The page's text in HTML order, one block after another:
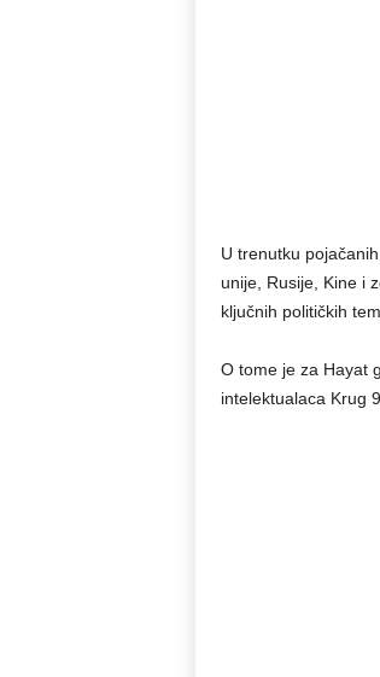
U trenutku
unije, Rusije, Kine i
ključnih političkih
O tome je za Hayat
intelektualaca Krug